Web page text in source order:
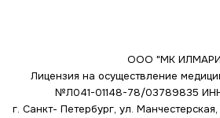
ООО "МК
Лицензия на осуществление
№Л041-01148-78/03789835
г. Санкт- Петербург, ул.